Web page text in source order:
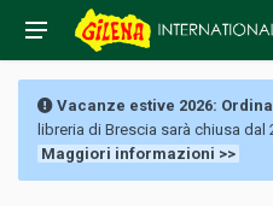
Vacanze estive 2026:
libreria di Brescia sarà chiusa
Maggiori informazioni >>